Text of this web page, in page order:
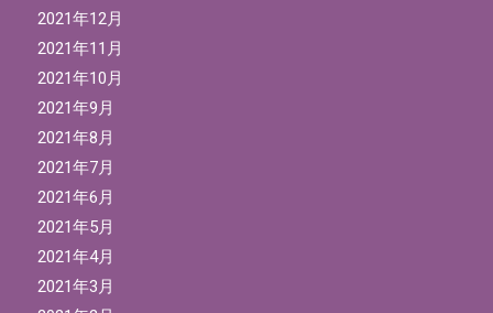
2021年12月
2021年11月
2021年10月
2021年9月
2021年8月
2021年7月
2021年6月
2021年5月
2021年4月
2021年3月